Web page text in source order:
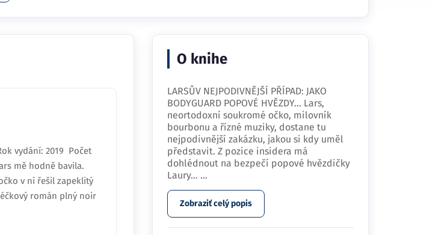
vydání: 2019 Počet
mě hodně bavila.
v ní řešil zapeklitý
román plný noir
O knihe
LARSŮV NEJPODIVNĚJŠÍ PŘÍPAD: JAKO
BODYGUARD POPOVÉ HVĚZDY… Lars,
neortodoxní soukromé očko, milovník
bourbonu a řízné muziky, dostane tu
nejpodivnější zakázku, jakou si kdy uměl
představit. Z pozice insidera má
dohlédnout na bezpečí popové hvězdičky
Laury… ...
Zobraziť celý popis